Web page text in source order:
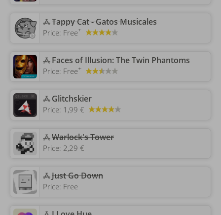
Tappy Cat - Gatos Musicales
Price: Free+
‎Faces of Illusion: The Twin Phantoms
Price: Free+
‎Glitchskier
Price: 1,99 €
Warlock's Tower
Price: 2,29 €
Just Go Down
Price: Free